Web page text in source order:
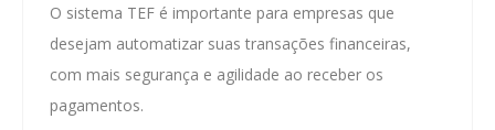
O sistema TEF é importante para empresas que
desejam automatizar suas transações financeiras,
com mais segurança e agilidade ao receber os
pagamentos.